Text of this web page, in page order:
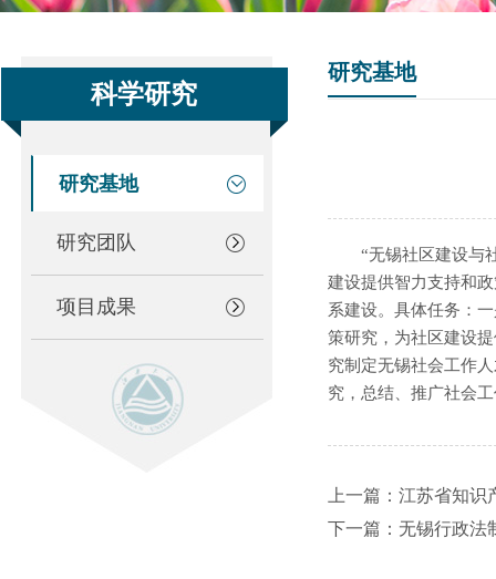
科学研究
研究基地
研究团队
项目成果
研究基地
“无锡社区建设与
建设提供智力支持和
系建设。具体任务：
策研究，为社区建设
究制定无锡社会工作
究，总结、推广社会
上一篇：江苏省知
下一篇：无锡行政法